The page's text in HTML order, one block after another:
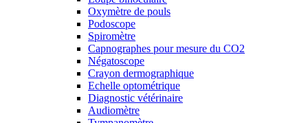
Oxymètre de pouls
Podoscope
Spiromètre
Capnographes pour mesure du CO2
Négatoscope
Crayon dermographique
Echelle optométrique
Diagnostic vétérinaire
Audiomètre